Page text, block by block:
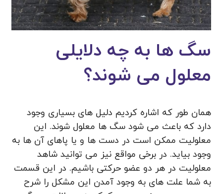
سگ ها به چه دلایلی
معلول می شوند؟
همان طور که اشاره کردیم دلیل های بسیاری وجود
دارد که باعث می شود سگ ها معلول شوند. این
معلولیت ممکن است در دست ها و یا پاهای آن ها به
وجود بیاید. در برخی مواقع نیز می توانید شاهد
معلولیت در هر دو عضو حرکتی باشیم. در این قسمت
به شما علت های به وجود آمدن این مشکل را شرح